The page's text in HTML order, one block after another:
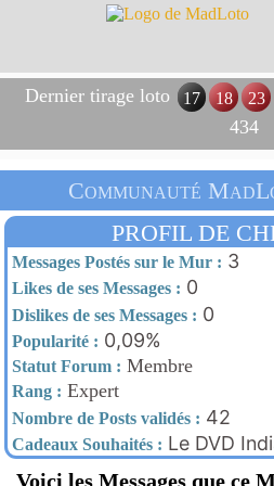
Dernier tirage loto 17 18 23
434
PROFIL DE
Messages Postés sur le Mur : 3
Likes de ses Messages : 0
Dislikes de ses Messages : 0
Popularité : 0,09%
Statut Forum : Membre
Rang : Expert
Nombre de Posts validés : 42
Cadeaux Souhaités : Le DVD
Voici les Messages que ce